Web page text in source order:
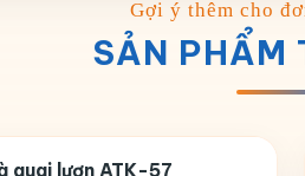
SẢN PHẨM
quai lượn ATK-57